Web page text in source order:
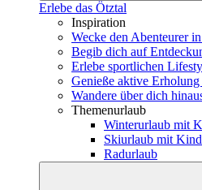
Erlebe das Ötztal
Inspiration
Wecke den Abenteurer
Begib dich auf
Erlebe sportlichen
Genieße aktive
Wandere über dich
Themenurlaub
Winterurlaub mit
Skiurlaub mit
Radurlaub